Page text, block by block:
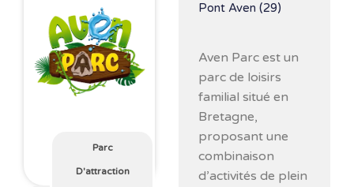
Parc
D'attraction
Pont Aven (29)
Aven Parc est un
parc de loisirs
familial situé en
Bretagne,
proposant une
combinaison
d’activités de plein